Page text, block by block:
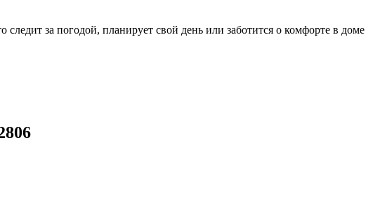
за погодой, планирует свой день или заботится о комфорте в доме